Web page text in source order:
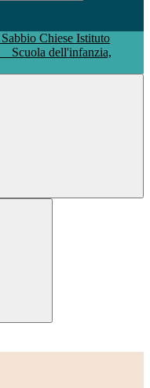
Istituto
Scuola dell'infanzia,